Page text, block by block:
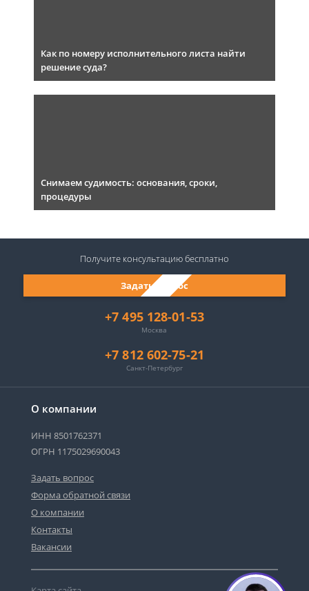
Как по номеру исполнительного листа найти
решение суда?
Снимаем судимость: основания, сроки,
процедуры
О компании
ИНН 8501762371
ОГРН 1175029690043
Задать вопрос
Форма обратной связи
О компании
Контакты
Вакансии
+7 495 128-01-53
Москва
+7 812 602-75-21
Санкт-Петербург
Задать вопрос
Получите консультациюбесплатно